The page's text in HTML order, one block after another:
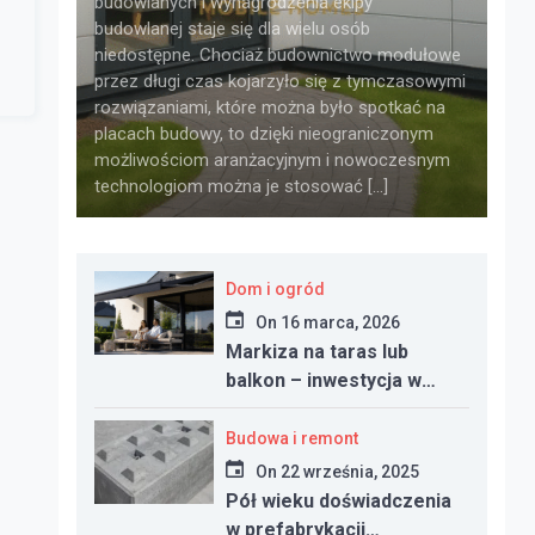
budowlanej staje się dla wielu osób
niedostępne. Chociaż budownictwo modułowe
przez długi czas kojarzyło się z tymczasowymi
rozwiązaniami, które można było spotkać na
placach budowy, to dzięki nieograniczonym
możliwościom aranżacyjnym i nowoczesnym
technologiom można je stosować […]
Dom i ogród
On 16 marca, 2026
Markiza na taras lub
balkon – inwestycja w
komfort, estetykę i
funkcjonalność
przestrzeni
Budowa i remont
On 22 września, 2025
Pół wieku doświadczenia
w prefabrykacji